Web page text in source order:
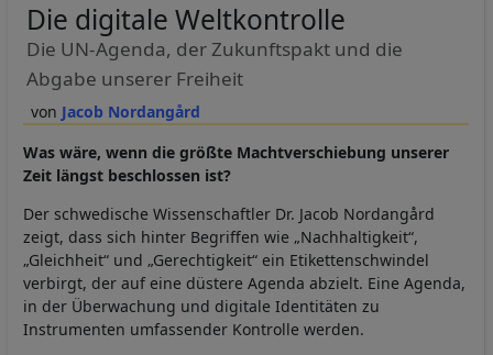
Jacob Nordangård
Die digitale Weltkontrolle
Die UN-Agenda, der Zukunftspakt und die
Abgabe unserer Freiheit
Was wäre, wenn die größte Machtverschiebung unserer
Zeit längst beschlossen ist?
Der schwedische Wissenschaftler Dr. Jacob Nordangård
zeigt, dass sich hinter Begriffen wie „Nachhaltigkeit“,
„Gleichheit“ und „Gerechtigkeit“ ein Etikettenschwindel
verbirgt, der auf eine düstere Agenda abzielt. Eine Agenda,
in der Überwachung und digitale Identitäten zu
Instrumenten umfassender Kontrolle werden.